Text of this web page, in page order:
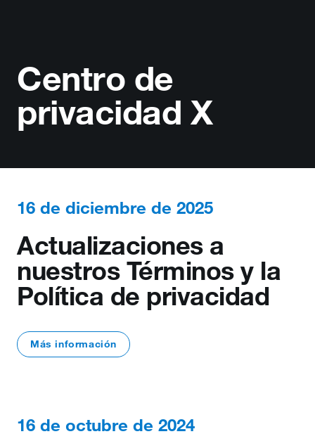
Centro de
privacidad X
16 de diciembre de 2025
Actualizaciones a
nuestros Términos y la
Política de privacidad
Más información
16 de octubre de 2024